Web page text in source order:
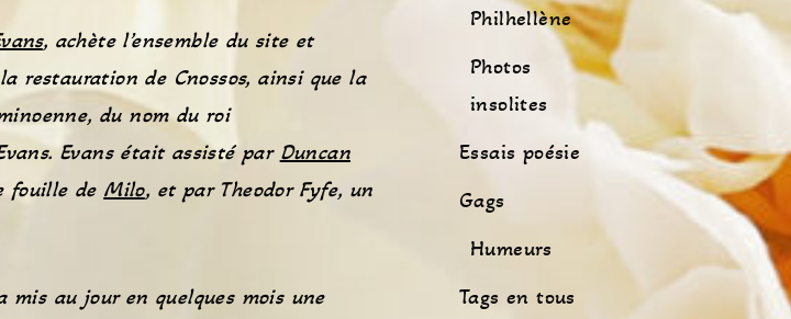
, achète l’ensemble du site et
restauration de Cnossos, ainsi que la
du nom du roi
Evans était assisté par Duncan
fouille de Milo, et par Theodor Fyfe, un
mis au jour en quelques mois une
Philhellène
Photos
insolites
Essais poésie
Gags
Humeurs
Tags en tous